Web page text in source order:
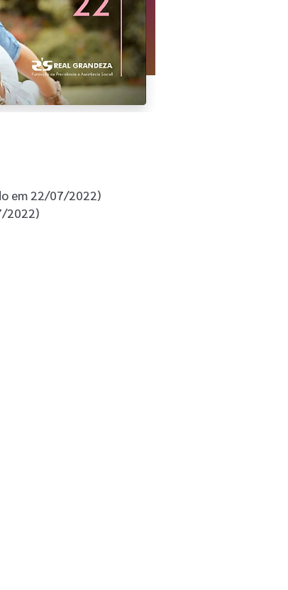
em 22/07/2022)
2022)